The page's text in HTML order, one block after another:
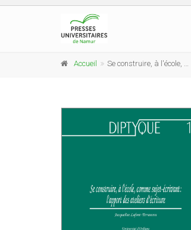
Accueil Se construire, à l'école, comme sujet-écrivant : l'apport des ateliers d'écriture